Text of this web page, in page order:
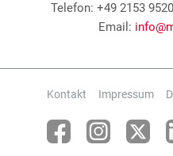
Telefon: +49 2153
Email:
Kontakt Impressum